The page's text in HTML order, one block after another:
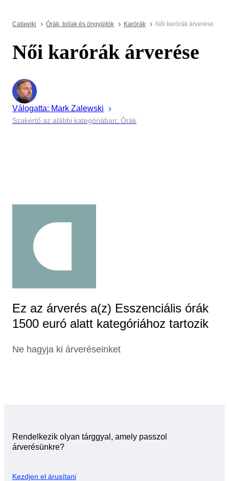
Catawiki Órák, tollak és öngyújtók Karórák Női karórák árverése
Női karórák árverése
Válogatta: Mark Zalewski
Szakértő az alábbi kategóriában: Órák
Ez az árverés a(z) Esszenciális órák
1500 euró alatt kategóriához tartozik
Ne hagyja ki árveréseinket
Rendelkezik olyan tárggyal, amely passzol
árverésünkre?
Kezdjen el árusítani